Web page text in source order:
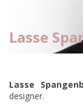
Lasse
Lasse
designer.